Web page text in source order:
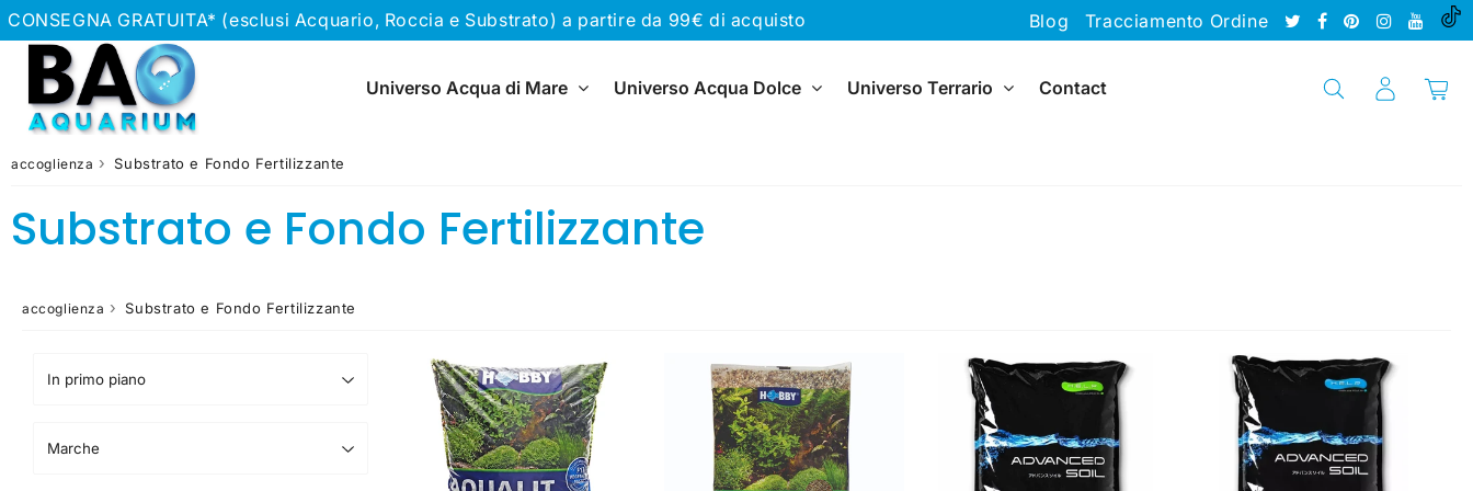
CONSEGNA GRATUITA* (esclusi Acquario, Roccia e Substrato) a partire da 99€ di acquisto Blog Tracciamento Ordine
Universo Acqua di Mare Universo Acqua Dolce Universo Terrario Contact
accoglienza › Substrato e Fondo Fertilizzante
Substrato e Fondo Fertilizzante
accoglienza › Substrato e Fondo Fertilizzante